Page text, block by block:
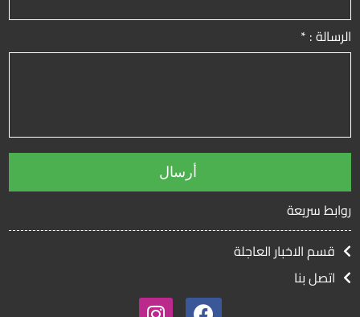
الرسالة : *
روابط سريعة
قسم الاخبار العاجلة
اتصل بنا